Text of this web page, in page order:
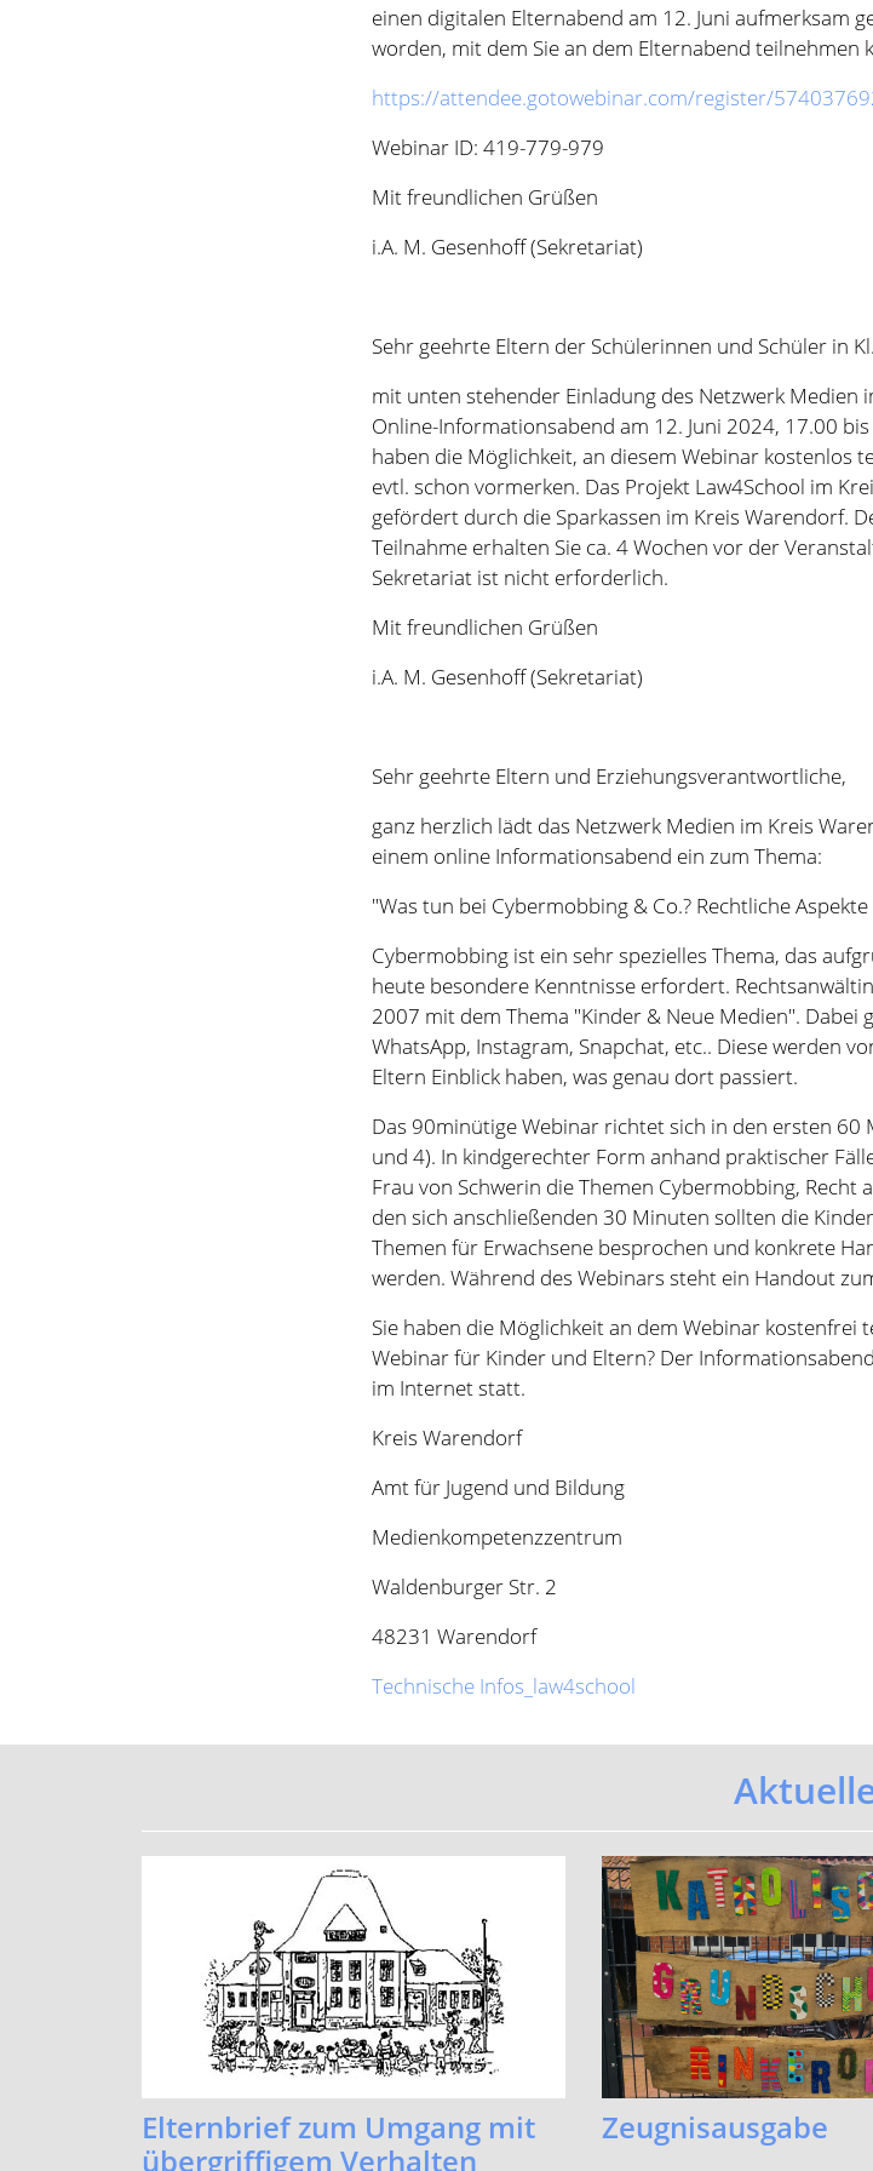
i.A. M. Gesenhoff (Sekretariat)
Sehr geehrte Eltern der Schülerinnen und Schüler in Kl.
mit unten stehender Einladung des Netzwerk Medien
Online-Informationsabend am 12. Juni 2024, 17.00 bis
haben die Möglichkeit, an diesem Webinar kostenlos
Teilnahme erhalten Sie ca. 4 Wochen vor der
Sekretariat ist nicht erforderlich.
Mit freundlichen Grüßen
i.A. M. Gesenhoff (Sekretariat)
Sehr geehrte Eltern und Erziehungsverantwortliche,
ganz herzlich lädt das Netzwerk Medien im Kreis
einem online Informationsabend ein zum Thema:
"Was tun bei Cybermobbing & Co.? Rechtliche
heute besondere Kenntnisse erfordert.
WhatsApp, Instagram, Snapchat, etc.. Diese werden
Eltern Einblick haben, was genau dort passiert.
Das 90minütige Webinar richtet sich in den ersten 60
und 4). In kindgerechter Form anhand praktischer
Frau von Schwerin die Themen Cybermobbing, Recht
den sich anschließenden 30 Minuten sollten die
Themen für Erwachsene besprochen und konkrete
werden. Während des Webinars steht ein Handout
Sie haben die Möglichkeit an dem Webinar kostenfrei
Webinar für Kinder und Eltern? Der
im Internet statt.
Kreis Warendorf
Amt für Jugend und Bildung
Medienkompetenzzentrum
Waldenburger Str. 2
48231 Warendorf
Technische Infos_law4school
Elternbrief zum Umgang mit
übergriffigem Verhalten
...mehr
Zeugnisausgabe
...mehr